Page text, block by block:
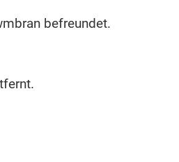
befreundet.